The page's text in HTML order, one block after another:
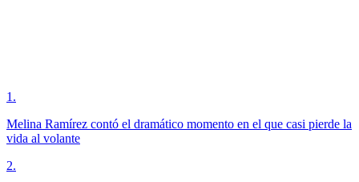
1 .
Melina Ramírez contó el dramático momento en el que casi pierde la
vida al volante
2.